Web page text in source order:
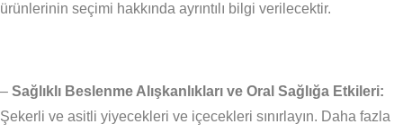
ürünlerinin seçimi hakkında ayrıntılı bilgi verilecektir.
– Sağlıklı Beslenme Alışkanlıkları ve Oral Sağlığa Etkileri:
Şekerli ve asitli yiyecekleri ve içecekleri sınırlayın. Daha fazla